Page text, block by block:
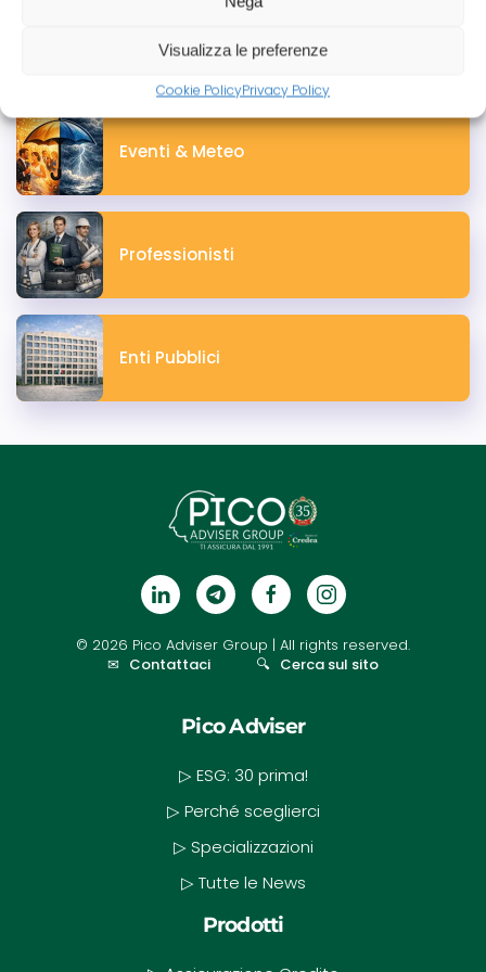
Visualizza le preferenze
Cookie PolicyPrivacy Policy
Aziende
Eventi & Meteo
Professionisti
Enti Pubblici
© 2026 Pico Adviser Group | All rights reserved.
✉ Contattaci 🔍 Cerca sul sito
Pico Adviser
▷ ESG: 30 prima!
▷ Perché sceglierci
▷ Specializzazioni
▷ Tutte le News
Prodotti